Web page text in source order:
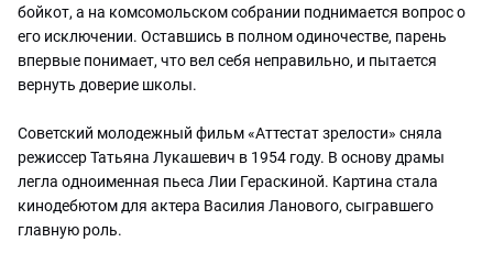
бойкот, а на комсомольском собрании поднимается вопрос о
его исключении. Оставшись в полном одиночестве, парень
впервые понимает, что вел себя неправильно, и пытается
вернуть доверие школы.
Советский молодежный фильм «Аттестат зрелости» сняла
режиссер Татьяна Лукашевич в 1954 году. В основу драмы
легла одноименная пьеса Лии Гераскиной. Картина стала
кинодебютом для актера Василия Ланового, сыгравшего
главную роль.